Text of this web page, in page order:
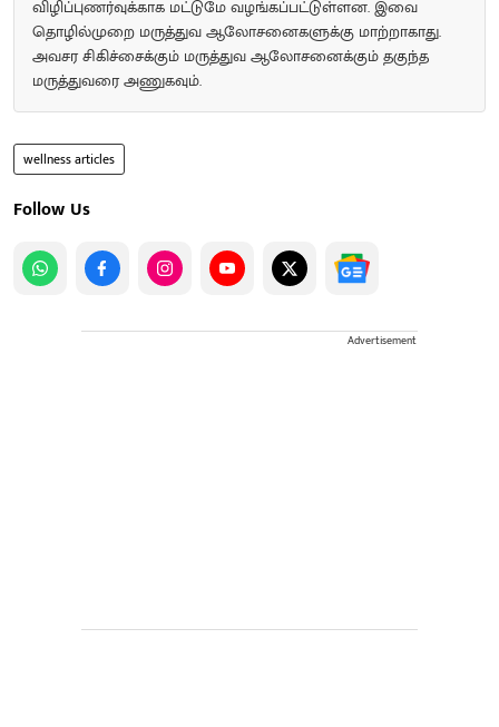
விழிப்புணர்வுக்காக மட்டுமே வழங்கப்பட்டுள்ளன. இவை
தொழில்முறை மருத்துவ ஆலோசனைகளுக்கு மாற்றாகாது.
அவசர சிகிச்சைக்கும் மருத்துவ ஆலோசனைக்கும் தகுந்த
மருத்துவரை அணுகவும்.
wellness articles
Follow Us
Advertisement